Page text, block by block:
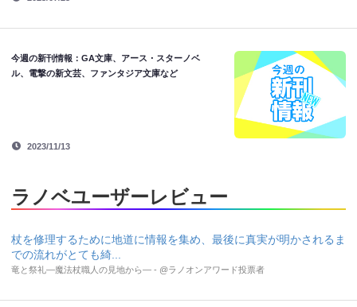
今週の新刊情報：GA文庫、アース・スターノベ
ル、電撃の新文芸、ファンタジア文庫など
2023/11/13
ラノベユーザーレビュー
杖を修理するために地道に情報を集め、最後に真実が明かされるま
での流れがとても綺...
竜と祭礼―魔法杖職人の見地から― - @ラノオンアワード投票者